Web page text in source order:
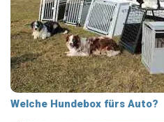
Welche Hundebox fürs Auto?